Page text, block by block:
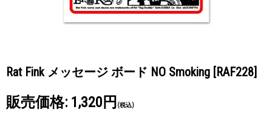
Rat Fink メッセージ ボード NO Smoking [RAF228]
販売価格: 1,320円 (税込)